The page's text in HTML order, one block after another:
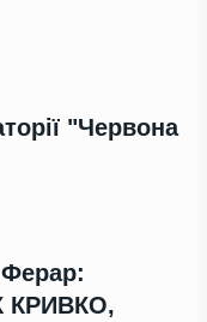
"Червона
КРИВКО,